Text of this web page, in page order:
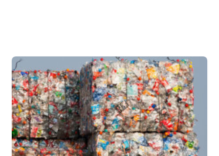
Articles de l’auteur